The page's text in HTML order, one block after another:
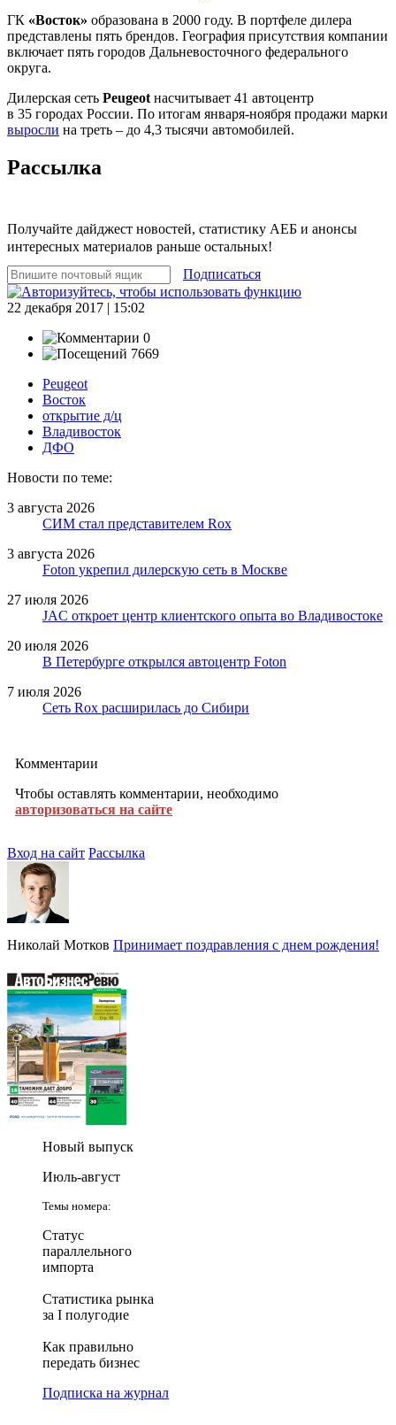
ГК «Восток» образована в 2000 году. В портфеле дилера
представлены пять брендов. География присутствия компании
включает пять городов Дальневосточного федерального
округа.
Дилерская сеть Peugeot насчитывает 41 автоцентр
в 35 городах России. По итогам января-ноября продажи марки
выросли на треть – до 4,3 тысячи автомобилей.
Рассылка
Получайте дайджест новостей, статистику АЕБ и анонсы
интересных материалов раньше остальных!
Подписаться
22 декабря 2017 | 15:02
0
7669
Peugeot
Восток
открытие д/ц
Владивосток
ДФО
Новости по теме:
3 августа 2026
СИМ стал представителем Rox
3 августа 2026
Foton укрепил дилерскую сеть в Москве
27 июля 2026
JAC откроет центр клиентского опыта во Владивостоке
20 июля 2026
В Петербурге открылся автоцентр Foton
7 июля 2026
Сеть Rox расширилась до Сибири
Комментарии
Чтобы оставлять комментарии, необходимо
авторизоваться на сайте
Вход на сайт Рассылка
Николай Мотков Принимает поздравления с днем рождения!
Новый выпуск
Июль-август
Темы номера:
Статус
параллельного
импорта
Статистика рынка
за I полугодие
Как правильно
передать бизнес
Подписка на журнал